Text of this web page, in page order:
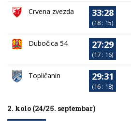
Crvena zvezda 33:28
(18 : 15)
Dubočica 54 27:29
(17 : 16)
Topličanin 29:31
(16 : 18)
2. kolo (24/25. septembar)